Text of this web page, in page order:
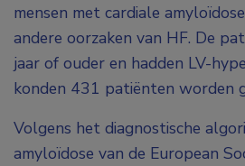
mensen met cardiale
andere oorzaken van HF. De
jaar of ouder en hadden LV-
konden 431 patiënten worden
Volgens het diagnostische
amyloïdose van de European